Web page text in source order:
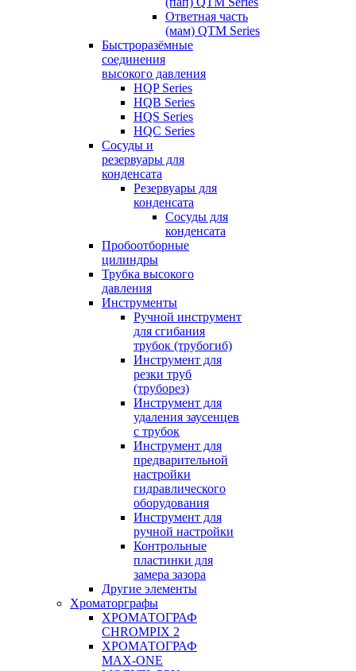
Ответная часть
(мам) QTM Series
Быстроразёмные
соединения
высокого давления
HQP Series
HQB Series
HQS Series
HQC Series
Сосуды и
резервуары для
конденсата
Резервуары для
конденсата
Сосуды для
конденсата
Пробоотборные
цилиндры
Трубка высокого
давления
Инструменты
Ручной инструмент
для сгибания
трубок (трубогиб)
Инструмент для
резки труб
(труборез)
Инструмент для
удаления заусенцев
с трубок
Инструмент для
предварительной
настройки
гидравлического
оборудования
Инструмент для
ручной настройки
Контрольные
пластинки для
замера зазора
Другие элементы
Хроматорграфы
ХРОМАТОГРАФ
CHROMPIX 2
ХРОМАТОГРАФ
MAX-ONE